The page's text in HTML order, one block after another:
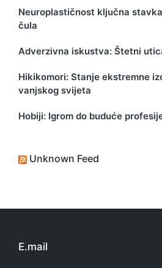
Neuroplastičnost ključna
čula
Adverzivna iskustva: Štetni
Hikikomori: Stanje ekstremne
vanjskog svijeta
Hobiji: Igrom do buduće
Unknown Feed
E.mail